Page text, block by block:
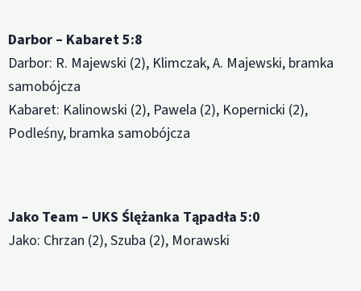
Darbor – Kabaret 5:8
Darbor: R. Majewski (2), Klimczak, A. Majewski, bramka
samobójcza
Kabaret: Kalinowski (2), Pawela (2), Kopernicki (2),
Podleśny, bramka samobójcza
Jako Team – UKS Ślężanka Tąpadła 5:0
Jako: Chrzan (2), Szuba (2), Morawski